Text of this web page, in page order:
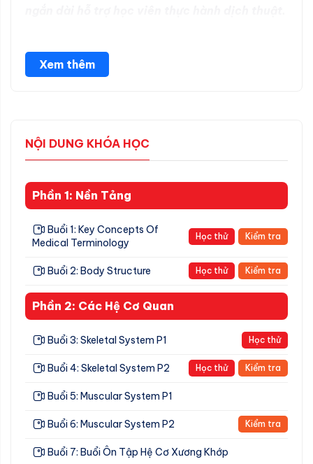
tốt tiếng anh chuyên ngành y khoa.
Xem thêm
NỘI DUNG KHÓA HỌC
Phần 1: Nền Tảng
Buổi 1: Key Concepts Of
Medical Terminology
Học thử Kiểm tra
Buổi 2: Body Structure Học thử Kiểm tra
Phần 2: Các Hệ Cơ Quan
Buổi 3: Skeletal System P1 Học thử
Buổi 4: Skeletal System P2 Học thử Kiểm tra
Buổi 5: Muscular System P1
Buổi 6: Muscular System P2 Kiểm tra
Buổi 7: Buổi Ôn Tập Hệ Cơ Xương Khớp